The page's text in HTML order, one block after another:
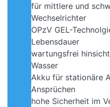
für mittlere und
Wechselrichter
OPzV GEL-
Lebensdauer
wartungsfrei
Wasser
Akku für stationäre
Ansprüchen
hohe Sicherheit im